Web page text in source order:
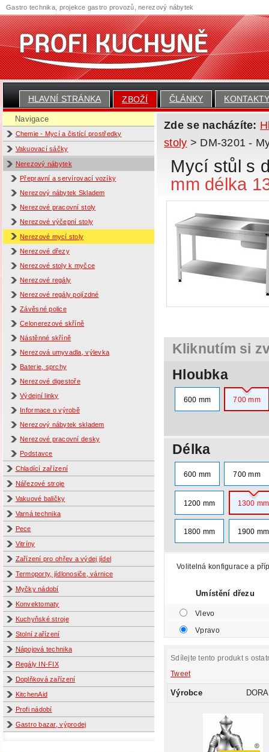
HLAVNÍ STRÁNKA ZBOŽÍ ČLÁNKY
Navigace
Chemie - Mycí a čistící prostředky
Vakuovací sáčky
Nerezový nábytek
Přepravní a servírovací vozíky
Nerezový nábytek Skladem
Nerezové pracovní stoly
Nerezové výčepní stoly
Nerezové mycí stoly
Nerezové dřezy
Nerezové stoly k myčce
Nerezové regály
Nerezové regály pojízdné
Závěsné police
Celonerezové skříně
Nástěnné skříně
Nerezová umyvadla, výlevka
Baterie, sprchy
Nerezové digestoře
Výdejní linky
Informace o výrobě
Nerezový nábytek skladem
Nerezové pracovní desky
Podstavce
Chladící zařízení
Nářezové stroje
Vakuové baličky
Varná technika
Pece
Vitríny
Zařízení pro ohřev a výdej jídel
Termoporty, jídlonosiče, várnice
Myčky nádobí
Konvektomaty
Kuchyňské stroje
Stolní zařízení
Nápojová technika
Regály IN-FIX
Doplňková zařízení
KitchenAid
Profi nádobí
Gastro bazar, výprodej
Zde se nacházíte:
stoly > DM-3201 -
Mycí stůl s
mm délka
Kliknutím si
Hloubka
600 mm 700 mm
Délka
600 mm 700 mm
1200 mm 1300 mm
1800 mm 1900 mm
Volitelná konfigurace a
Umístění dřezu
Vlevo
Vpravo
Sdílejte tento produkt s
Tweet
Výrobce
Gastro technika, projekce gastro provozů, nerezový nábytek